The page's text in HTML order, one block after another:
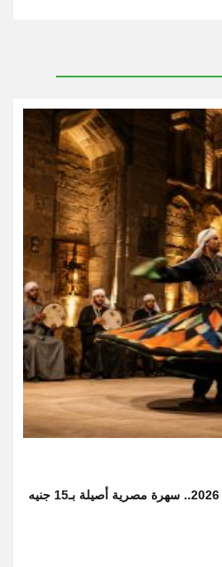
حفلات التنورة في بيت الغوري 2026.. سهرة مصرية أصيلة بـ15 جنيه